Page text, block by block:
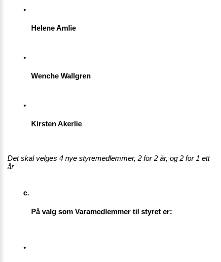
Helene Amlie
Wenche Wallgren
Kirsten Akerlie
Det skal velges 4 nye styremedlemmer, 2 for 2 år, og 2 for 1 ett
år
På valg som Varamedlemmer til styret er: